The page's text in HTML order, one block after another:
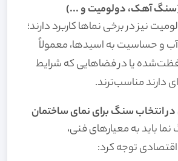
آهک، دولومیت و ...)
نیز در برخی نماها کاربرد دارند؛
و حساسیت به اسیدها، معمولاً
یا در فضاهایی که شرایط
دارند مناسب‌ترند.
انتخاب سنگ برای نمای ساختمان
باید به معیارهای فنی،
توجه کرد: